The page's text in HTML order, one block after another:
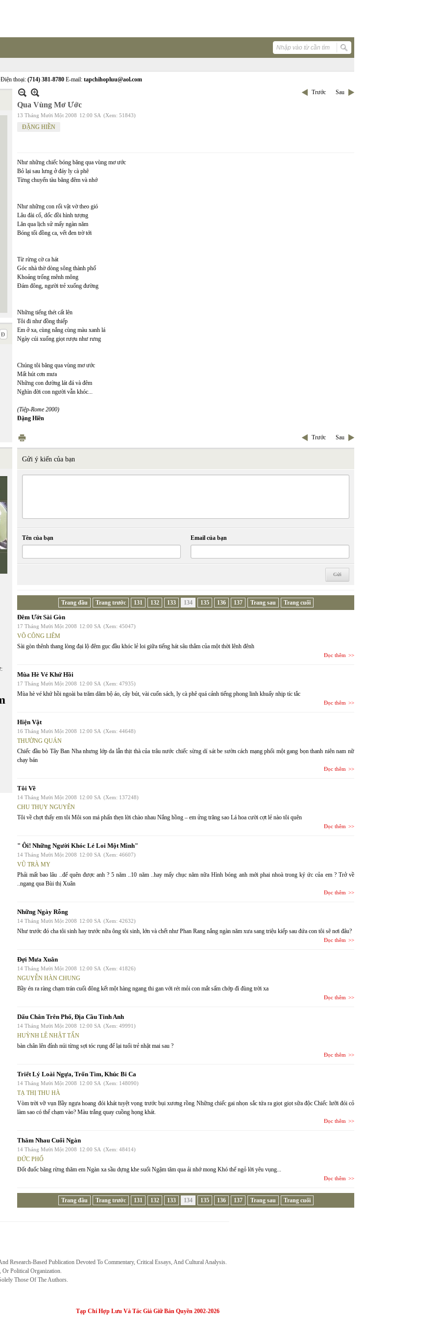
thoại: (714) 381-8780 E-mail: tapchihopluu@aol.com
Trước Sau
Qua Vùng Mơ Ước
13 Tháng Mười Một 2008 12:00 SA (Xem: 51843)
ĐẶNG HIỀN
Như những chiếc bóng băng qua vùng mơ ước
Bỏ lại sau lưng ở đáy ly cà phê
Từng chuyến tàu băng đêm và nhớ
Như những con rối vật vờ theo gió
Lâu đài cổ, dốc đồi hình tượng
Lăn qua lịch sử mấy ngàn năm
Bóng tối đồng ca, vết đen trờ tới
Từ rừng cờ ca hát
Góc nhà thờ dòng sông thành phố
Khoảng trống mênh mông
Đám đông, người trẻ xuống đường
Những tiếng thét cất lên
Tôi đi như đồng thiếp
Em ở xa, cùng nắng cùng màu xanh lá
Ngày cúi xuống giọt rượu như rưng
Chúng tôi băng qua vùng mơ ước
Mất hút cơn mưa
Những con đường lát đá và đêm
Nghìn đời con người vẫn khóc...
(Tiệp-Rome 2000)
Đặng Hiền
Trước Sau
Gửi ý kiến của bạn
Tên của bạn Email của bạn
Trang đầu Trang trước 131 132 133 134 135 136 137 Trang sau Trang cuối
Đêm Ướt Sài Gòn
17 Tháng Mười Một 2008 12:00 SA (Xem: 45047)
VÕ CÔNG LIÊM
Sài gòn thênh thang lòng đại lộ đêm gục đầu khóc lẻ loi giữa tiếng hát sâu thẳm của một thời lênh đênh
Đọc thêm
Mùa Hè Vé Khứ Hồi
17 Tháng Mười Một 2008 12:00 SA (Xem: 47935)
Mùa hè vé khứ hồi ngoài ba trăm dăm bộ áo, cây bút, vài cuốn sách, ly cà phê quá cảnh tiếng phong linh khuấy nhịp tíc tắc
Đọc thêm
Hiện Vật
16 Tháng Mười Một 2008 12:00 SA (Xem: 44648)
THƯỜNG QUÁN
Chiếc đầu bò Tây Ban Nha nhưng lớp da lẫn thịt thà của trâu nước chiếc sừng dí sát be sườn cách mạng phổi một gang bọn thanh niên nam nữ
chạy bán
Đọc thêm
Tôi Về
14 Tháng Mười Một 2008 12:00 SA (Xem: 137248)
CHU THỤY NGUYÊN
Tôi về chợt thấy em tôi Môi son má phấn thẹn lời chào nhau Nắng hồng – em ửng trăng sao Lá hoa cười cợt lẻ nào tôi quên
Đọc thêm
" Ôi! Những Người Khóc Lẻ Loi Một Mình"
14 Tháng Mười Một 2008 12:00 SA (Xem: 46607)
VŨ TRÀ MY
Phải mất bao lâu ..để quên được anh ? 5 năm ..10 năm ..hay mấy chục năm nữa Hình bóng anh mới phai nhoà trong ký ức của em ? Trở về
..ngang qua Bùi thị Xuân
Đọc thêm
Những Ngày Rỗng
14 Tháng Mười Một 2008 12:00 SA (Xem: 42632)
Như trước đó cha tôi sinh hay trước nữa ông tôi sinh, lớn và chết như Phan Rang nắng ngàn năm xưa sang triệu kiếp sau đứa con tôi sẽ nơi đâu?
Đọc thêm
Đợi Mưa Xuân
14 Tháng Mười Một 2008 12:00 SA (Xem: 41826)
NGUYỄN HÀN CHUNG
Bầy én ra ràng chạm trán cuối đông kết một hàng ngang thi gan với rét mỏi con mắt sấm chớp đì đùng trời xa
Đọc thêm
Dấu Chân Trên Phố, Địa Cầu Tinh Anh
14 Tháng Mười Một 2008 12:00 SA (Xem: 49991)
HUỲNH LÊ NHẬT TẤN
bàn chân lên đỉnh núi từng sợi tóc rụng để lại tuổi trẻ nhặt mai sau ?
Đọc thêm
Triết Lý Loài Ngựa, Trốn Tìm, Khúc Bi Ca
14 Tháng Mười Một 2008 12:00 SA (Xem: 148090)
TẠ THỊ THU HÀ
Vòm trời vỡ vụn Bầy ngựa hoang đói khát tuyệt vọng trước bụi xương rồng Những chiếc gai nhọn sắc tứa ra giọt giọt sữa độc Chiếc lưỡi đói cỏ
làm sao có thể chạm vào? Màu trắng quay cuồng họng khát.
Đọc thêm
Thăm Nhau Cuối Ngàn
14 Tháng Mười Một 2008 12:00 SA (Xem: 48414)
ĐỨC PHỔ
Đốt đuốc băng rừng thăm em Ngàn xa sầu dựng khe suối Ngậm tăm qua ải nhớ mong Khó thể ngỏ lời yêu vụng...
Đọc thêm
Trang đầu Trang trước 131 132 133 134 135 136 137 Trang sau Trang cuối
Research-Based Publication Devoted To Commentary, Critical Essays, And Cultural Analysis.
Political Organization.
Those Of The Authors.
Tạp Chí Hợp Lưu Và Tác Giả Giữ Bản Quyền 2002-2026